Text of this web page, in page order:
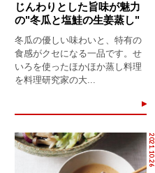
じんわりとした旨味が魅力
の"冬瓜と塩鮭の生姜蒸し"
冬瓜の優しい味わいと、特有の
食感がクセになる一品です。せ
いろを使ったほかほか蒸し料理
を料理研究家の大...
2021.10.26